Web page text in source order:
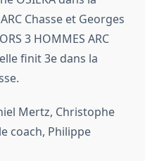
Chasse et Georges
3 HOMMES ARC
finit 3e dans la
Mertz, Christophe
coach, Philippe